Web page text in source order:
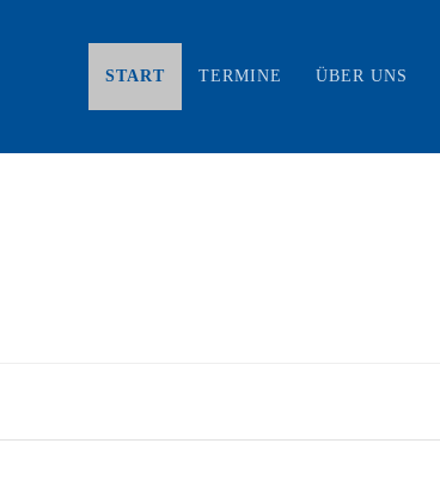
START TERMINE ÜBER UNS